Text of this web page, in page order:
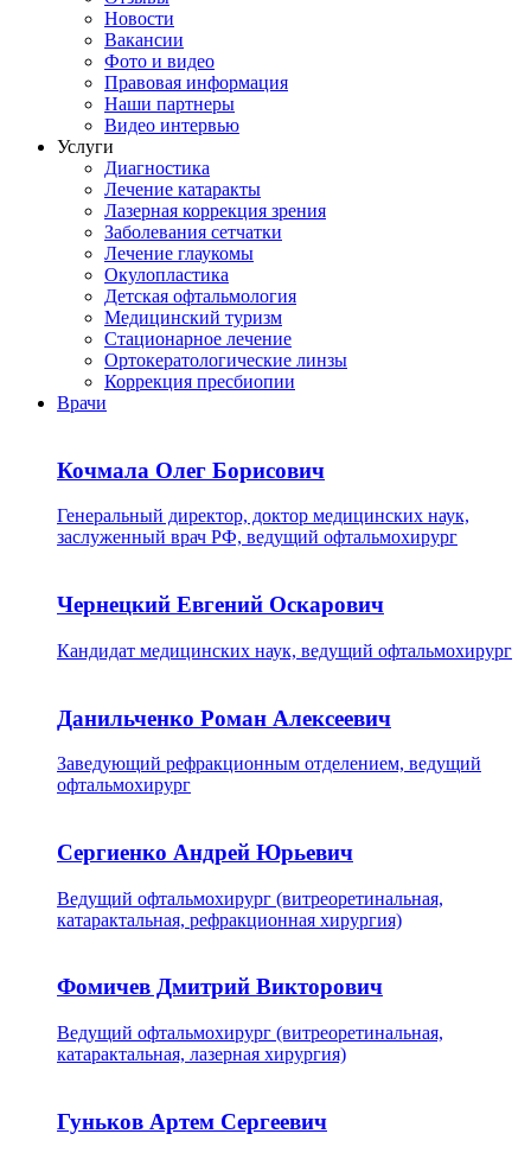
Новости
Вакансии
Фото и видео
Правовая информация
Наши партнеры
Видео интервью
Услуги
Диагностика
Лечение катаракты
Лазерная коррекция зрения
Заболевания сетчатки
Лечение глаукомы
Окулопластика
Детская офтальмология
Медицинский туризм
Стационарное лечение
Ортокератологические линзы
Коррекция пресбиопии
Врачи
Кочмала Олег Борисович
Генеральный директор, доктор медицинских наук,
заслуженный врач РФ, ведущий офтальмохирург
Чернецкий Евгений Оскарович
Кандидат медицинских наук, ведущий офтальмохирург
Данильченко Роман Алексеевич
Заведующий рефракционным отделением, ведущий
офтальмохирург
Сергиенко Андрей Юрьевич
Ведущий офтальмохирург (витреоретинальная,
катарактальная, рефракционная хирургия)
Фомичев Дмитрий Викторович
Ведущий офтальмохирург (витреоретинальная,
катарактальная, лазерная хирургия)
Гуньков Артем Сергеевич